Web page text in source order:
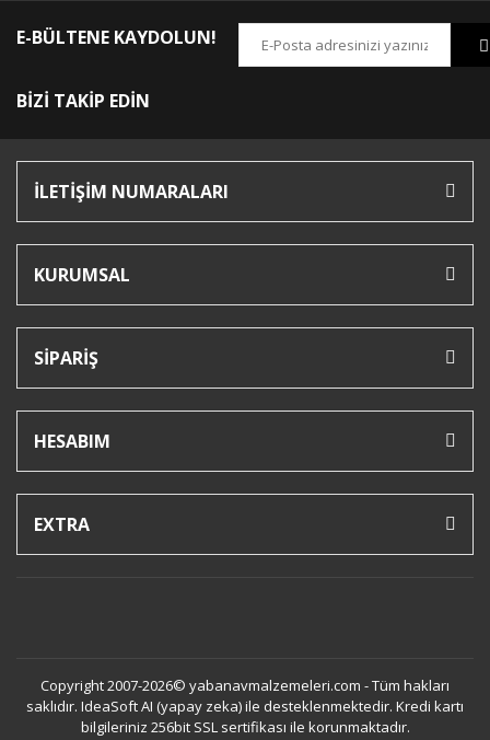
E-BÜLTENE KAYDOLUN!
BİZİ TAKİP EDİN
İLETİŞİM NUMARALARI
KURUMSAL
SİPARİŞ
HESABIM
EXTRA
Copyright 2007-2026© yabanavmalzemeleri.com - Tüm hakları
saklıdır. IdeaSoft AI (yapay zeka) ile desteklenmektedir. Kredi kartı
bilgileriniz 256bit SSL sertifikası ile korunmaktadır.